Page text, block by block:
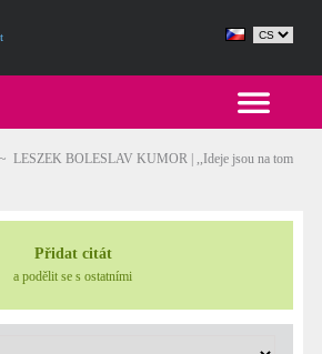
~ LESZEK BOLESLAV KUMOR | ,,Ideje jsou na tom
Přidat citát
a podělit se s ostatními